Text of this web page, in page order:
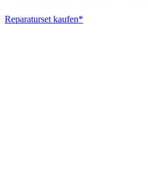
Reparaturset kaufen*